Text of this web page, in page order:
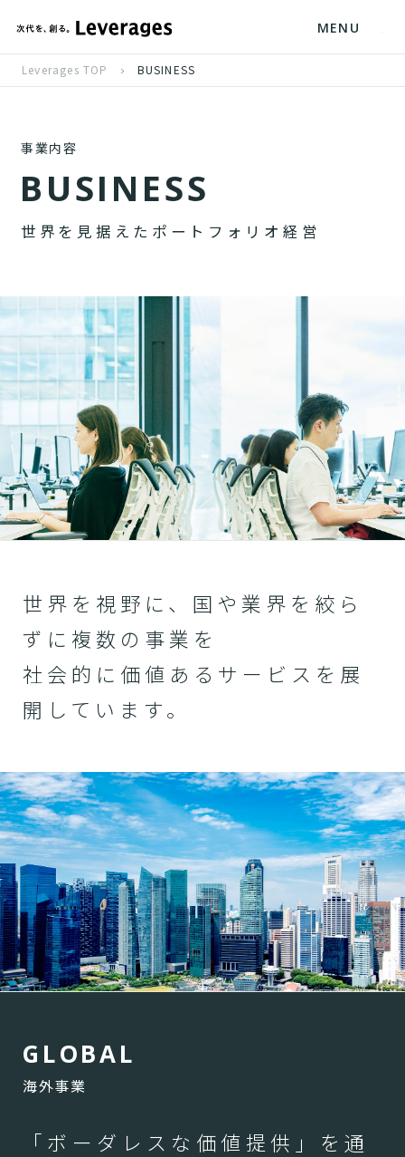
MENU
Leverages TOP BUSINESS
事業内容
BUSINESS
世 界 を 見 据 え た ポ ー ト フ ォ リ オ 経 営
世界を視野に、国や業界を絞ら
ずに複数の事業を
社会的に価値あるサービスを展
開しています。
G LOBAL
海外事業
「ボーダレスな価値提供」を通